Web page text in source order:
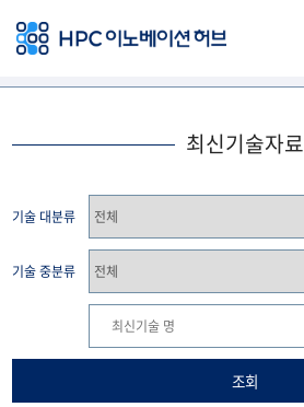
최신기술자료
기술 대분류
기술 중분류